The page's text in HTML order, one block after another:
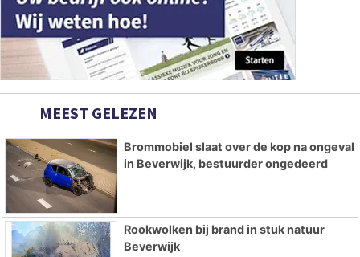
MEEST GELEZEN
Brommobiel slaat over de kop na ongeval
in Beverwijk, bestuurder ongedeerd
Rookwolken bij brand in stuk natuur
Beverwijk